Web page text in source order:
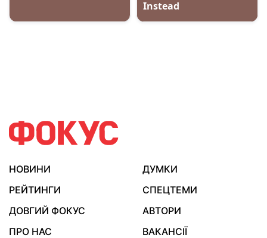
НОВИНИ
ДУМКИ
РЕЙТИНГИ
СПЕЦТЕМИ
ДОВГИЙ ФОКУС
АВТОРИ
ПРО НАС
ВАКАНСІЇ